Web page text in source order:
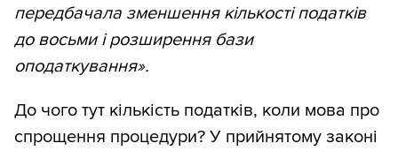
передбачала зменшення кількості податків
до восьми і розширення бази
оподаткування».
До чого тут кількість податків, коли мова про
спрощення процедури? У прийнятому законі